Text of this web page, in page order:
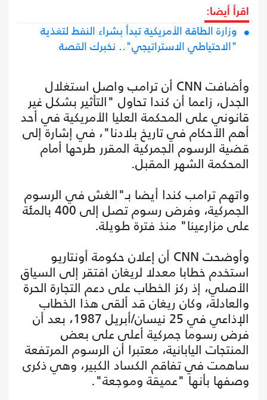
اقرأ أيضا:
وزارة الطاقة الأمريكية تبدأ بشراء النفط لتغذية
"الاحتياطي الاستراتيجي".. نخبرك القصة
وأضافت CNN أن ترامب واصل استغلال
الجدل، زاعما أن كندا تحاول "التأثير بشكل غير
قانوني على المحكمة العليا الأمريكية في أحد
أهم الأحكام في تاريخ بلادنا"، في إشارة إلى
قضية الرسوم الجمركية المقرر طرحها أمام
المحكمة الشهر المقبل.
واتهم ترامب كندا أيضا بـ"الغش في الرسوم
الجمركية، وفرض رسوم تصل إلى 400 بالمئة
على مزارعينا" منذ فترة طويلة.
وأوضحت CNN أن إعلان حكومة أونتاريو
استخدم خطابا معدلا لريغان افتقر إلى السياق
الأصلي، إذ ركز الخطاب على دعم التجارة الحرة
والعادلة، وكان ريغان قد ألقى هذا الخطاب
الإذاعي في 25 نيسان/أبريل 1987، بعد أن
فرض رسوما جمركية أعلى على بعض
المنتجات اليابانية، معتبرا أن الرسوم المرتفعة
ساهمت في تفاقم الكساد الكبير، وهي ذكرى
وصفها بأنها "عميقة وموجعة".